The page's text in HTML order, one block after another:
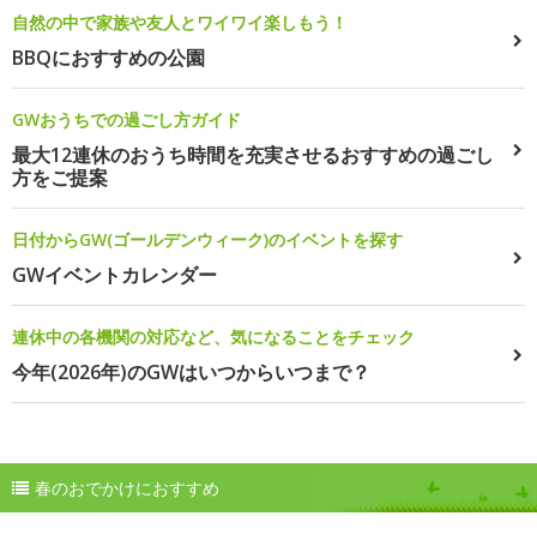
自然の中で家族や友人とワイワイ楽しもう！
BBQにおすすめの公園
GWおうちでの過ごし方ガイド
最大12連休のおうち時間を充実させるおすすめの過ごし
方をご提案
日付からGW(ゴールデンウィーク)のイベントを探す
GWイベントカレンダー
連休中の各機関の対応など、気になることをチェック
今年(2026年)のGWはいつからいつまで？
春のおでかけにおすすめ